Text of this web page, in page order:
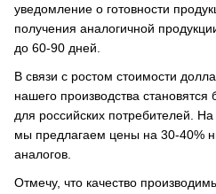
уведомление о готовности
получения аналогичной
до 60-90 дней.
В связи с ростом стоимости
нашего производства
для российских потребителей.
мы предлагаем цены на 30-40%
аналогов.
Отмечу, что качество